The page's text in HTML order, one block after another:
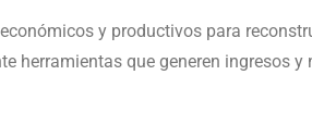
y productivos para
herramientas que generen ingresos y